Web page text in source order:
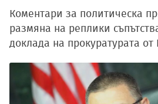
Коментари за политическа
размяна на реплики
доклада на прокуратурата